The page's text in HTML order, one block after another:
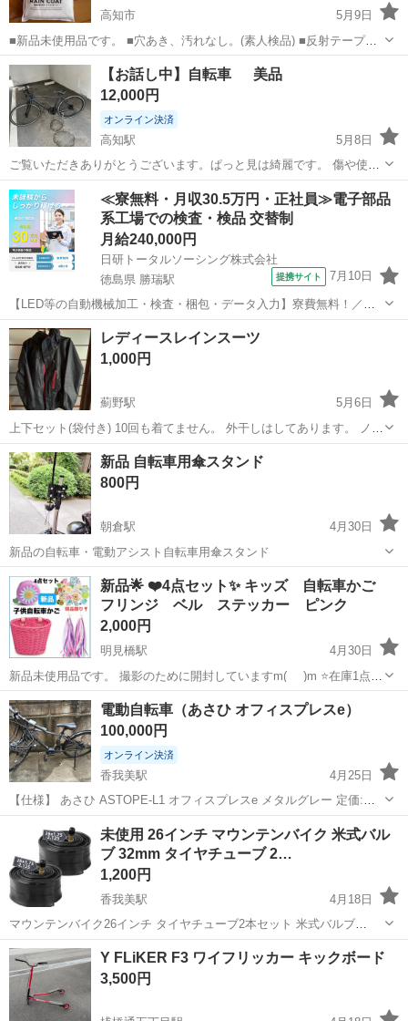
高知市
5月9日
■新品未使用品です。 ■穴あき、汚れなし。(素人検品) ■反射テープ付
き 性別···ユニセックス サイズ···M-L 特徴···防水,保温/防寒
高知 高知市 その他 レインコート
【お話し中】自転車 美品
12,000円
オンライン決済
高知駅
5月8日
ご覧いただきありがとうございます。ぱっと見は綺麗です。 傷や使用
感ありますが、まだまだ乗れます！最近乗っていないので、現在フロ
ント空気抜けています。 自転車は高知市にあります。現車確認して基
本引き取りでお願い致します。 ...
高知 高知市 高知駅 ロードバイク 話し中
≪寮無料・月収30.5万円・正社員≫電子部品
系工場での検査・検品 交替制
月給240,000円
日研トータルソーシング株式会社
徳島県 勝瑞駅
提携サイト 7月10日
【LED等の自動機械加工・検査・梱包・データ入力】寮費無料！／年
間休日は130日以上／未経験OK！ お仕事について スマートフォンやパ
ソコン、車などに使われるLED等の電子部品の製造とそれに付帯する
作業になります。①部品を...
徳島 鳴門市 勝瑞駅 その他
レディースレインスーツ
1,000円
薊野駅
5月6日
上下セット(袋付き) 10回も着てません。 外干しはしてあります。 ノー
クレームノーリターン
高知 高知市 薊野駅 その他
新品 自転車用傘スタンド
800円
朝倉駅
4月30日
新品の自転車・電動アシスト自転車用傘スタンド
高知 高知市 朝倉駅 その他 スタンド
新品🌟 ❤️4点セット✨ キッズ 自転車かご
フリンジ ベル ステッカー ピンク
2,000円
明見橋駅
4月30日
新品未使用品です。 撮影のために開封していますm(_ _)m ⭐️在庫1点限
り⭐️ 子供用の自転車かご、カラフルなフリンジの柳の前で手を持つ自
転車かごの取っ手、鈴とシール、女の子と男の子の自転車の装飾 【良
質な材...
高知 高知市 明見橋駅 その他
電動自転車（あさひ オフィスプレスe）
100,000円
オンライン決済
香我美駅
4月25日
【仕様】 あさひ ASTOPE-L1 オフィスプレスe メタルグレー 定価:
¥148,500(税込) あさひ公式サイト: https://ec.cb-
asahi.co.jp/catalog/products/f5b1215...
香南市 香我美駅 電動アシスト自転車 asahi
未使用 26インチ マウンテンバイク 米式バル
ブ 32mm タイヤチューブ 2…
1,200円
香我美駅
4月18日
マウンテンバイク26インチ タイヤチューブ2本セット 米式バルブ
32mm パンクしたので交換用に購入しましたが、32mmでは短くて使
えなかったので出品します 未使用ですが開封品、一度人手に渡ったも
のです ノークレーム、...
高知 香南市 マウンテンバイク
タイヤチューブ
Y FLiKER F3 ワイフリッカー キックボード
3,500円